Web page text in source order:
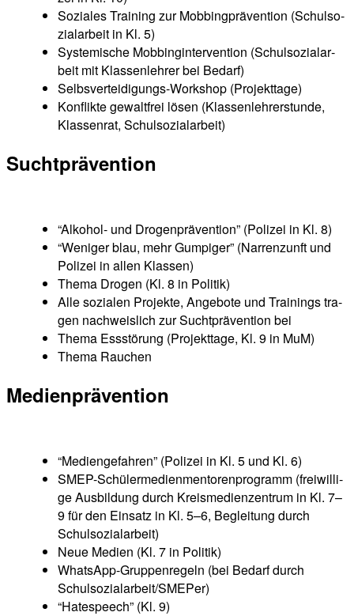
Sozia­les Trai­ning zur Mob­bing­prä­ven­ti­on (Schul­so­
zi­al­ar­beit in Kl. 5)
Sys­te­mi­sche Mob­bing­in­ter­ven­ti­on (Schul­so­zi­al­ar­
beit mit Klas­sen­leh­rer bei Bedarf)
Selbs­ver­tei­di­gungs-Work­shop (Pro­jekt­ta­ge)
Kon­flik­te gewalt­frei lösen (Klas­sen­leh­rer­stun­de,
Klas­sen­rat, Schulsozialarbeit)
Sucht­prä­ven­ti­on
“Alko­hol- und Dro­gen­prä­ven­ti­on” (Poli­zei in Kl. 8)
“Weni­ger blau, mehr Gum­pi­ger” (Nar­ren­zunft und
Poli­zei in allen Klassen)
The­ma Dro­gen (Kl. 8 in Politik)
Alle sozia­len Pro­jek­te, Ange­bo­te und Trai­nings tra­
gen nach­weis­lich zur Sucht­prä­ven­ti­on bei
The­ma Ess­stö­rung (Pro­jekt­ta­ge, Kl. 9 in MuM)
The­ma Rauchen
Medi­en­prä­ven­ti­on
“Medi­en­ge­fah­ren” (Poli­zei in Kl. 5 und Kl. 6)
SMEP-Schü­ler­me­di­en­men­to­ren­pro­gramm (frei­wil­li­
ge Aus­bil­dung durch Kreis­me­di­en­zen­trum in Kl. 7–
9 für den Ein­satz in Kl. 5–6, Beglei­tung durch
Schulsozialarbeit)
Neue Medi­en (Kl. 7 in Politik)
Whats­App-Grup­pen­re­geln (bei Bedarf durch
Schulsozialarbeit/SMEPer)
“Hate­speech” (Kl. 9)